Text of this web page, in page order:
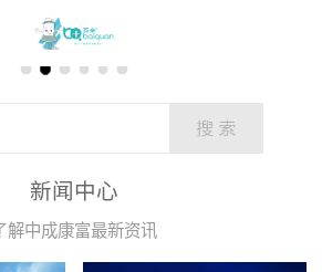
新闻中心
了解中成康富最新资讯